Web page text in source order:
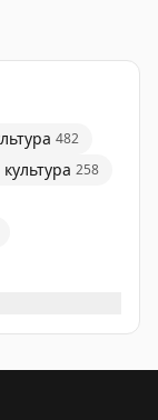
482
258